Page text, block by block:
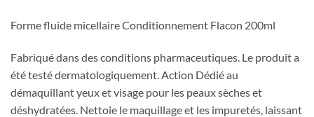
Forme fluide micellaire Conditionnement Flacon 200ml
Fabriqué dans des conditions pharmaceutiques. Le produit a
été testé dermatologiquement. Action Dédié au
démaquillant yeux et visage pour les peaux sèches et
déshydratées. Nettoie le maquillage et les impuretés, laissant